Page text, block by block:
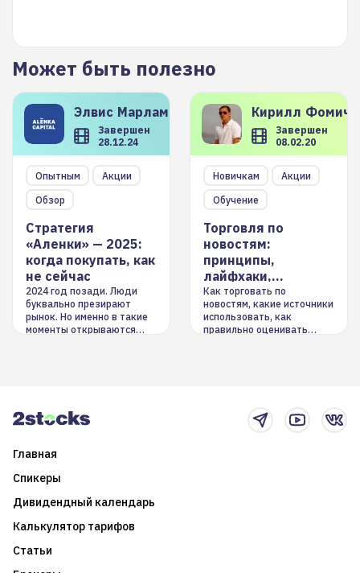
Может быть полезно
Элвис Марламов
Завершен
28.12.24
Опытным
Акции
Обзор
Стратегия
«Аленки» — 2025:
когда покупать, как
не сейчас
2024 год позади. Люди
буквально презирают
рынок. Но именно в такие
моменты открываются
Кирилл
Завершен
08.02.20
Новичкам
Акции
Обучение
Торговля по
новостям:
принципы,
лайфхаки,
инструменты
Как торговать по
новостям, какие источники
использовать, как
правильно оценивать
Главная
Спикеры
Дивидендный календарь
Калькулятор тарифов
Статьи